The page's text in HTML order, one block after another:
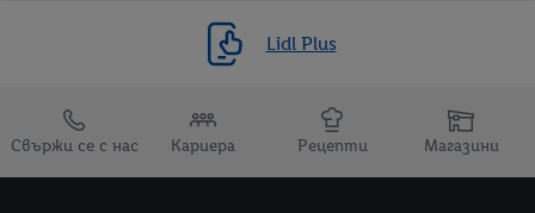
Lidl Plus
Препратки към
Свържи се с нас Кариера Рецепти Магазини